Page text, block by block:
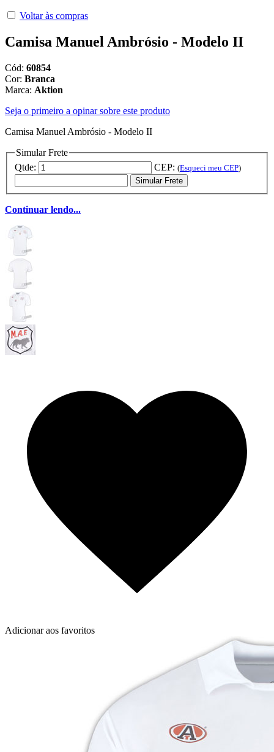
Voltar às compras
Camisa Manuel Ambrósio - Modelo II
Cód: 60854
Cor: Branca
Marca: Aktion
Seja o primeiro a opinar sobre este produto
Camisa Manuel Ambrósio - Modelo II
Simular Frete
Qtde:
CEP: (Esqueci meu CEP)
Simular Frete
Continuar lendo...
Adicionar aos favoritos